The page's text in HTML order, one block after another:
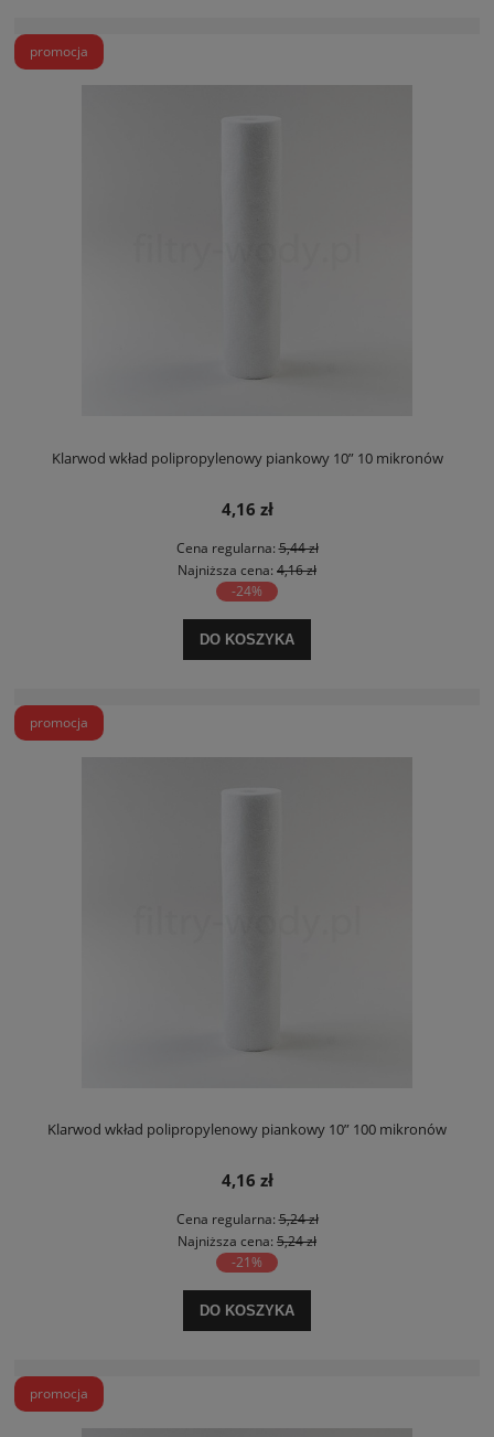
Klarwod wkład polipropylenowy piankowy 10” 10 mikronów
4,16 zł
Cena regularna:5,44 zł
Najniższa cena: 4,16 zł
-24%
DO KOSZYKA
promocja
Klarwod wkład polipropylenowy piankowy 10” 100 mikronów
4,16 zł
Cena regularna:5,24 zł
Najniższa cena: 5,24 zł
-21%
DO KOSZYKA
promocja
promocja